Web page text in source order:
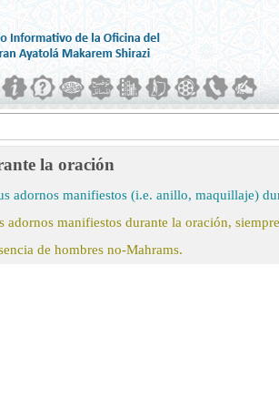
la oración
adornos manifiestos (i.e. anillo, maquillaje)
manifiestos durante la oración,
de hombres no-Mahrams.